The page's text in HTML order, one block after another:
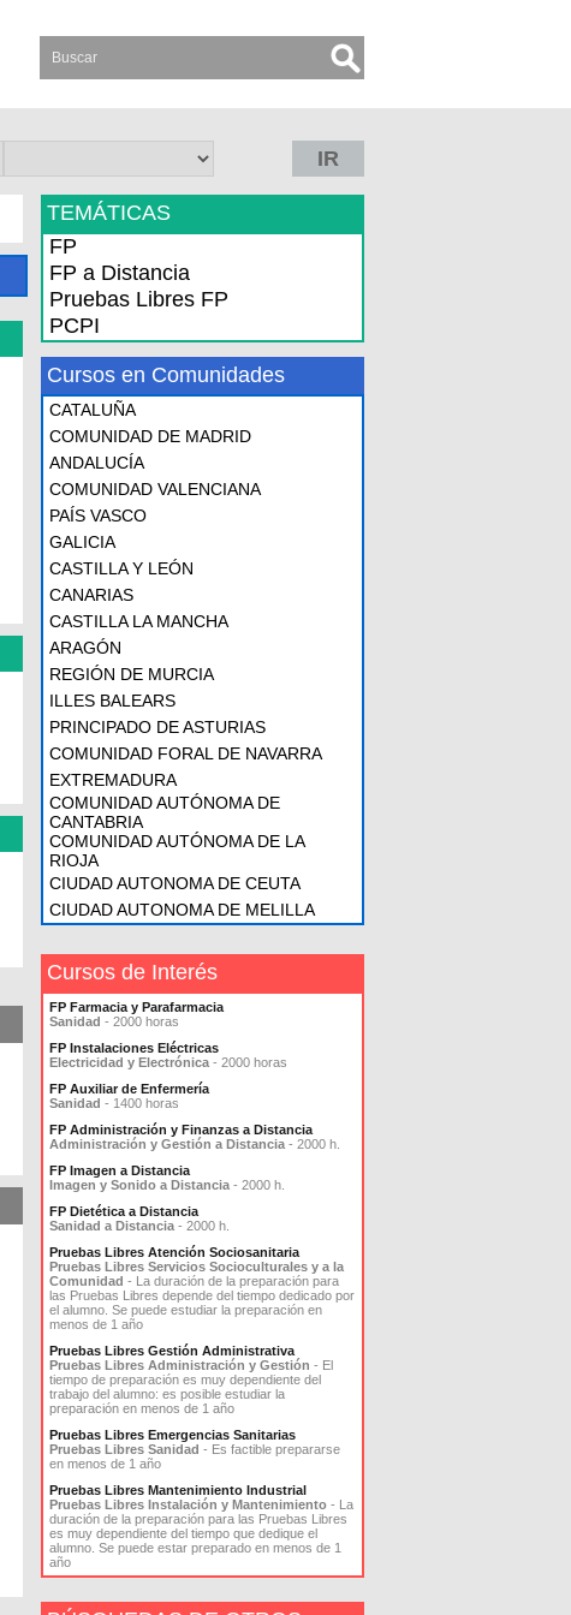
IR
TEMÁTICAS
FP
FP a Distancia
Pruebas Libres FP
PCPI
Cursos en Comunidades
CATALUÑA
COMUNIDAD DE MADRID
ANDALUCÍA
COMUNIDAD VALENCIANA
PAÍS VASCO
GALICIA
CASTILLA Y LEÓN
CANARIAS
CASTILLA LA MANCHA
ARAGÓN
REGIÓN DE MURCIA
ILLES BALEARS
PRINCIPADO DE ASTURIAS
COMUNIDAD FORAL DE NAVARRA
EXTREMADURA
COMUNIDAD AUTÓNOMA DE
CANTABRIA
COMUNIDAD AUTÓNOMA DE LA
RIOJA
CIUDAD AUTONOMA DE CEUTA
CIUDAD AUTONOMA DE MELILLA
Cursos de Interés
FP Farmacia y Parafarmacia
Sanidad - 2000 horas
FP Instalaciones Eléctricas
Electricidad y Electrónica - 2000 horas
FP Auxiliar de Enfermería
Sanidad - 1400 horas
FP Administración y Finanzas a Distancia
Administración y Gestión a Distancia - 2000 h.
FP Imagen a Distancia
Imagen y Sonido a Distancia - 2000 h.
FP Dietética a Distancia
Sanidad a Distancia - 2000 h.
Pruebas Libres Atención Sociosanitaria
Pruebas Libres Servicios Socioculturales y a la
Comunidad - La duración de la preparación para
las Pruebas Libres depende del tiempo dedicado por
el alumno. Se puede estudiar la preparación en
menos de 1 año
Pruebas Libres Gestión Administrativa
Pruebas Libres Administración y Gestión - El
tiempo de preparación es muy dependiente del
trabajo del alumno: es posible estudiar la
preparación en menos de 1 año
Pruebas Libres Emergencias Sanitarias
Pruebas Libres Sanidad - Es factible prepararse
en menos de 1 año
Pruebas Libres Mantenimiento Industrial
Pruebas Libres Instalación y Mantenimiento - La
duración de la preparación para las Pruebas Libres
es muy dependiente del tiempo que dedique el
alumno. Se puede estar preparado en menos de 1
año